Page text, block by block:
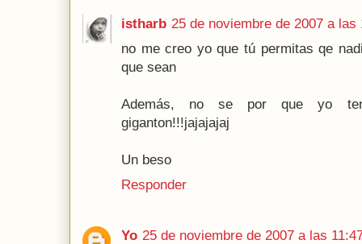
istharb 25 de noviembre de 2007 a las
no me creo yo que tú permitas qe
que sean
Además, no se por que yo
giganton!!!jajajajaj
Un beso
Responder
Yo 25 de noviembre de 2007 a las